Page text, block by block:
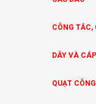
CÔNG TẮC,
DÂY VÀ
QUẠT